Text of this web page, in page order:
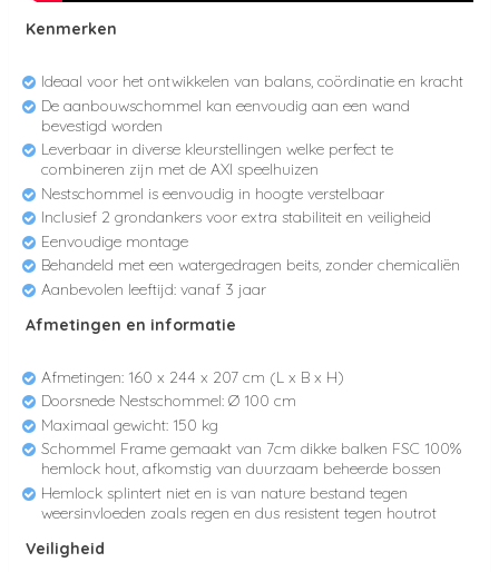
Kenmerken
Ideaal voor het ontwikkelen van balans, coördinatie en kracht
De aanbouwschommel kan eenvoudig aan een wand
bevestigd worden
Leverbaar in diverse kleurstellingen welke perfect te
combineren zijn met de AXI speelhuizen
Nestschommel is eenvoudig in hoogte verstelbaar
Inclusief 2 grondankers voor extra stabiliteit en veiligheid
Eenvoudige montage
Behandeld met een watergedragen beits, zonder chemicaliën
Aanbevolen leeftijd: vanaf 3 jaar
Afmetingen en informatie
Afmetingen: 160 x 244 x 207 cm (L x B x H)
Doorsnede Nestschommel: Ø 100 cm
Maximaal gewicht: 150 kg
Schommel Frame gemaakt van 7cm dikke balken FSC 100%
hemlock hout, afkomstig van duurzaam beheerde bossen
Hemlock splintert niet en is van nature bestand tegen
weersinvloeden zoals regen en dus resistent tegen houtrot
Veiligheid